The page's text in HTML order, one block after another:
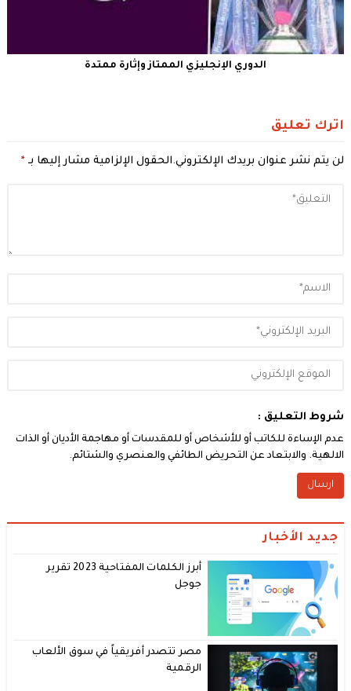
الدوري الإنجليزي الممتاز وإثارة ممتدة
اترك تعليق
لن يتم نشر عنوان بريدك الإلكتروني.الحقول الإلزامية مشار إليها بـ *
شروط التعليق :
عدم الإساءة للكاتب أو للأشخاص أو للمقدسات أو مهاجمة الأديان أو الذات
الالهية. والابتعاد عن التحريض الطائفي والعنصري والشتائم.
جديد الأخبار
أبرز الكلمات المفتاحية 2023 تقرير
جوجل
مصر تتصدر أفريقياً في سوق الألعاب
الرقمية